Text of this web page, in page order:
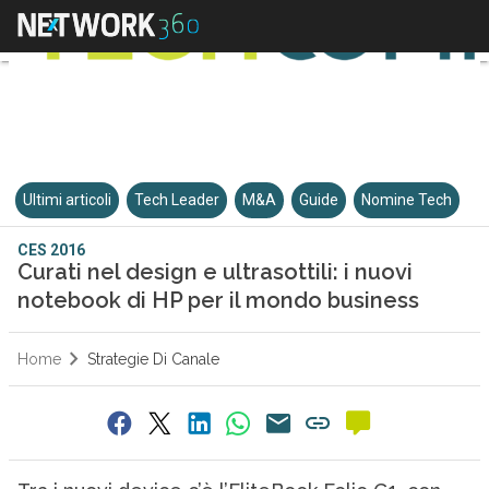
Ultimi articoli Tech Leader M&A Guide Nomine Tech
CES 2016
Curati nel design e ultrasottili: i nuovi
notebook di HP per il mondo business
Home Strategie Di Canale